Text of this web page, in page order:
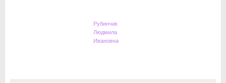
Рубинчик
Людмила
Ивановна